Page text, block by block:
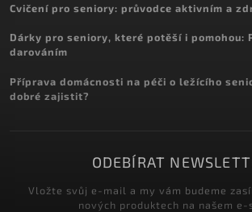
Cvičení pro seniory: průvodce aktivním a
Dárky pro seniory, které potěší i pomohou:
darováním
Příprava domácnosti na péči o ležícího
dobré zajistit?
ODEBÍRAT
Vložte svůj e-mail a my vám budeme
nových produktech na našem e-